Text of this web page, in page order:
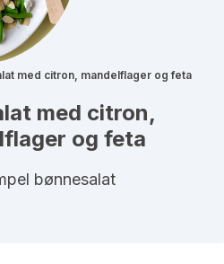
med citron, mandelflager og feta
med citron,
og feta
bønnesalat